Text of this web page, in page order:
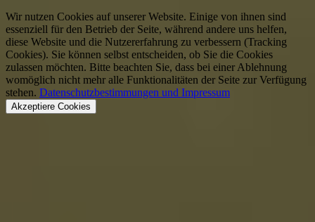
Wir nutzen Cookies auf unserer Website. Einige von ihnen sind
essenziell für den Betrieb der Seite, während andere uns helfen,
diese Website und die Nutzererfahrung zu verbessern (Tracking
Cookies). Sie können selbst entscheiden, ob Sie die Cookies
zulassen möchten. Bitte beachten Sie, dass bei einer Ablehnung
womöglich nicht mehr alle Funktionalitäten der Seite zur Verfügung
stehen. Datenschutzbestimmungen und Impressum
Akzeptiere Cookies